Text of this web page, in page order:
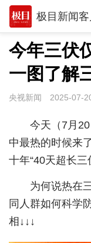
极目新闻
推荐
观点
时政
武汉
世相
环球
专题
今年三伏
一图了解
央视新闻 2025-07-
今天（7月
中最热的时候来
十年“40天超长三
为何说热在
同人群如何科学
相↓↓↓